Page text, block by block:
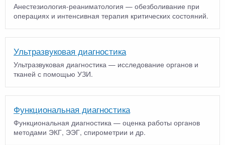
Анестезиология-реаниматология — обезболивание при
операциях и интенсивная терапия критических состояний.
Ультразвуковая диагностика
Ультразвуковая диагностика — исследование органов и
тканей с помощью УЗИ.
Функциональная диагностика
Функциональная диагностика — оценка работы органов
методами ЭКГ, ЭЭГ, спирометрии и др.